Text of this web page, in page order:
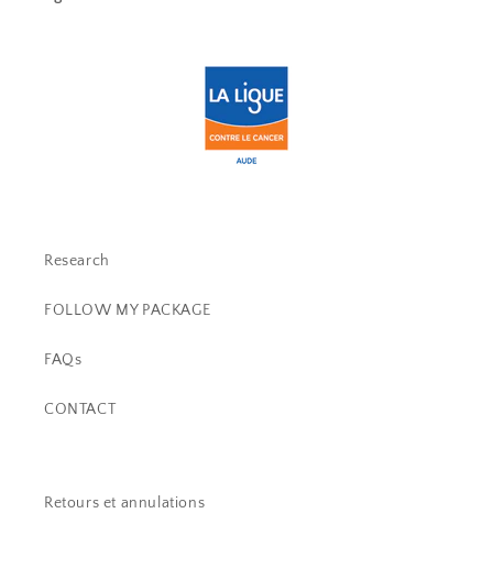
Research
FOLLOW MY PACKAGE
FAQs
CONTACT
Retours et annulations